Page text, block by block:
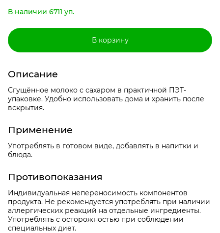
В наличии 6711 уп.
В корзину
Описание
Сгущённое молоко с сахаром в практичной ПЭТ-
упаковке. Удобно использовать дома и хранить после
вскрытия.
Применение
Употреблять в готовом виде, добавлять в напитки и
блюда.
Противопоказания
Индивидуальная непереносимость компонентов
продукта. Не рекомендуется употреблять при наличии
аллергических реакций на отдельные ингредиенты.
Употреблять с осторожностью при соблюдении
специальных диет.